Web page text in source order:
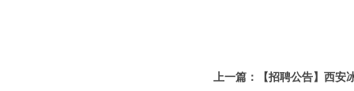
上一篇：【招聘公告】西安